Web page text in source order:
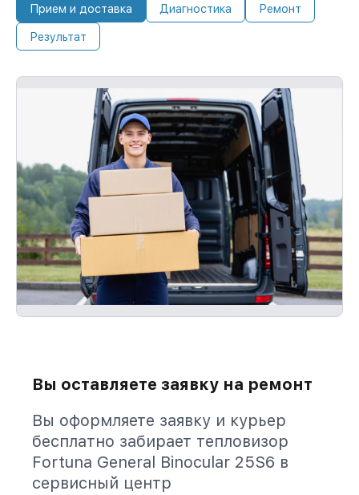
Прием и доставка Диагностика Ремонт
Результат
Вы оставляете заявку на ремонт
Вы оформляете заявку и курьер
бесплатно забирает тепловизор
Fortuna General Binocular 25S6 в
сервисный центр